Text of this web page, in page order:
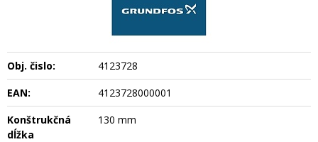
Obj. čislo:
4123728
EAN:
4123728000001
Konštrukčná
dĺžka
130 mm